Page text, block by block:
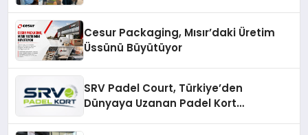
Cesur Packaging, Mısır’daki Üretim
Üssünü Büyütüyor
SRV Padel Court, Türkiye’den
Dünyaya Uzanan Padel Kort